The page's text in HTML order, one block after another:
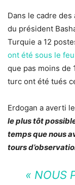
Dans le cadre
du président
Turquie a 12
ont été sous le feu
que pas moins de
turc ont été tués
Erdogan a averti
le plus tôt
temps que nous
tours
« NOUS